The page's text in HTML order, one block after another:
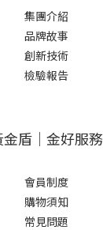
集團介紹
品牌故事
創新技術
檢驗報告
金盾｜金好服務
會員制度
購物須知
常見問題